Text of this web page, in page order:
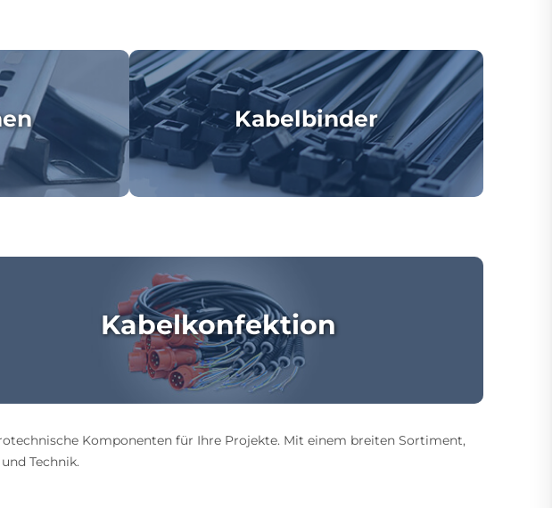
Kabelbinder
Kabelkonfektion
Komponenten für Ihre Projekte. Mit einem breiten Sortiment,
Technik.